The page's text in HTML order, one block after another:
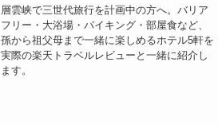
層雲峡で三世代旅行を計画中の方へ。バリア
フリー・大浴場・バイキング・部屋食など、
孫から祖父母まで一緒に楽しめるホテル5軒を
実際の楽天トラベルレビューと一緒に紹介し
ます。